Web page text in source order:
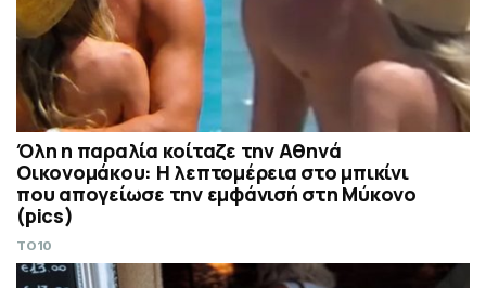
Όλη η παραλία κοίταζε την Αθηνά
Οικονομάκου: Η λεπτομέρεια στο μπικίνι
που απογείωσε την εμφάνισή στη Μύκονο
(pics)
TO10